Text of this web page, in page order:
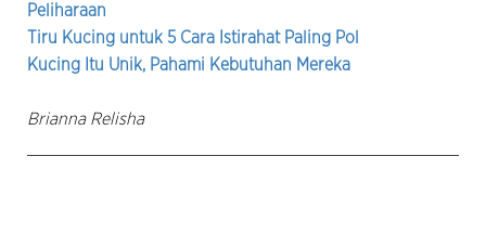
Peliharaan
Tiru Kucing untuk 5 Cara Istirahat Paling Pol
Kucing Itu Unik, Pahami Kebutuhan Mereka
Brianna Relisha